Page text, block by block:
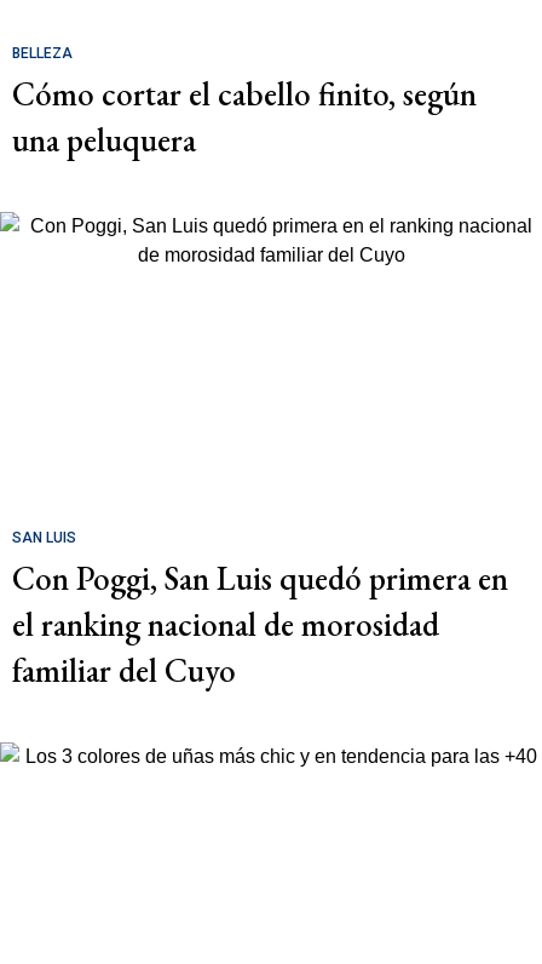
BELLEZA
Cómo cortar el cabello finito, según
una peluquera
SAN LUIS
Con Poggi, San Luis quedó primera en
el ranking nacional de morosidad
familiar del Cuyo